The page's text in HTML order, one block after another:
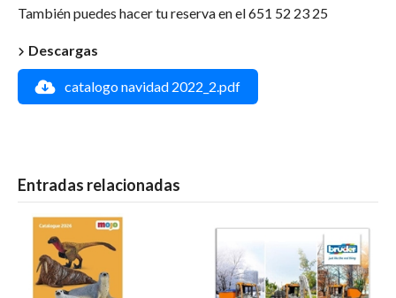
También puedes hacer tu reserva en el 651 52 23 25
Descargas
catalogo navidad 2022_2.pdf
Entradas relacionadas